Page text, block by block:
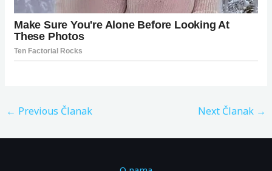
← Previous Članak Next Članak →